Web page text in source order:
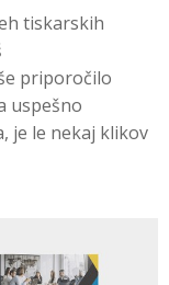
tiskarskih
priporočilo
uspešno
je le nekaj klikov